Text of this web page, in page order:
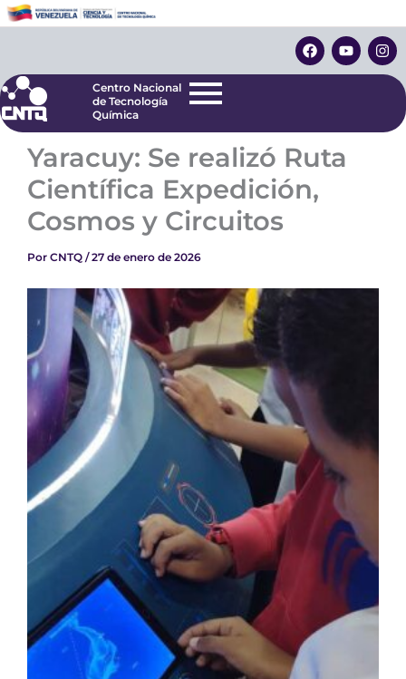
al
F
a
c
o
Y
o
u
e
I
n
s
r
Centro Nacional
de Tecnología
Centro Nacional
de Tecnología
Química
Yaracuy: Se realizó Ruta
Científica Expedición,
Cosmos y Circuitos
Por CNTQ /27 de enero de 2026